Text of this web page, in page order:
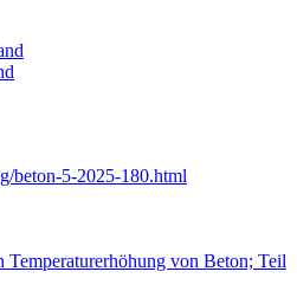
beton-5-2025-180.html
Temperaturerhöhung von Beton; Teil